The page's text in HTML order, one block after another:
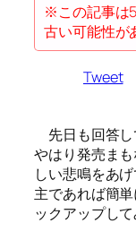
※この記事は
古い可能性が
Tweet
先日も回答し
やはり発売ま
しい悲鳴をあ
主であれば簡
ックアップして